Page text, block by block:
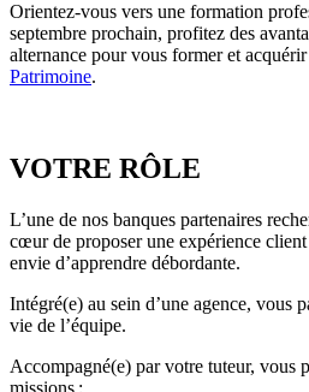
Orientez-vous vers une formation
septembre prochain, profitez des
alternance pour vous former et
Patrimoine.
VOTRE RÔLE
L’une de nos banques partenaires
cœur de proposer une expérience
envie d’apprendre débordante.
Intégré(e) au sein d’une agence, vous
vie de l’équipe.
Accompagné(e) par votre tuteur, vous
missions :